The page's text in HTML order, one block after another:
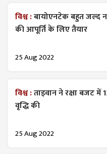
विश्व :बायोएनटेक बहुत जल्द
की आपूर्ति के लिए तैयार
25 Aug 2022
विश्व :ताइवान ने रक्षा बजट में
वृद्धि की
25 Aug 2022